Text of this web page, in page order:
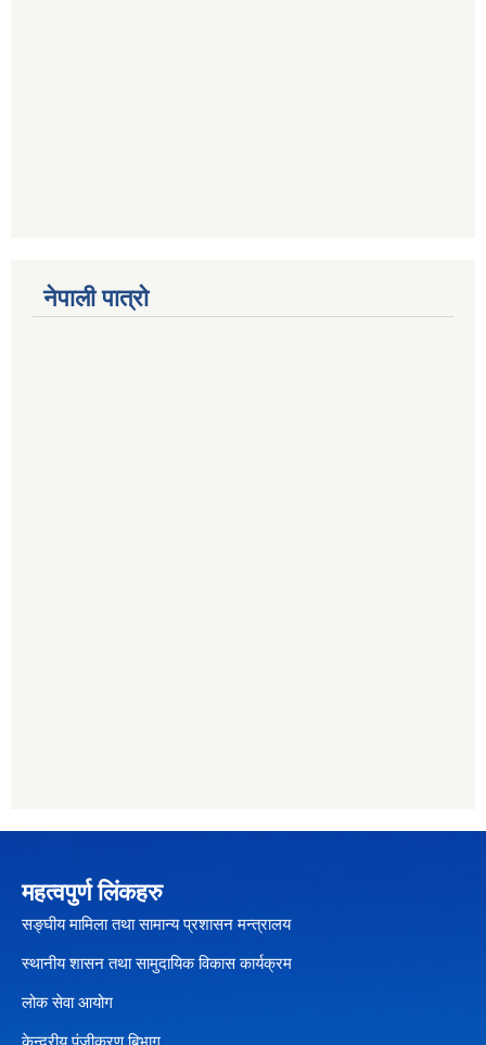
नेपाली पात्रो
महत्वपुर्ण लिंकहरु
सङ्घीय मामिला तथा सामान्य प्रशासन मन्त्रालय
स्थानीय शासन तथा सामुदायिक विकास कार्यक्रम
लोक सेवा आयोग